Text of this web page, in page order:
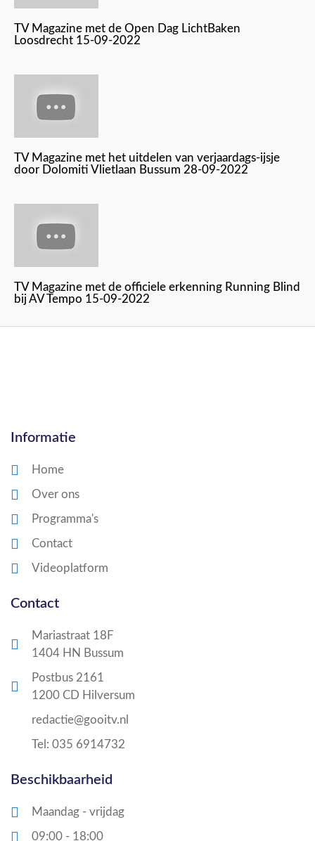
TV Magazine met de Open Dag LichtBaken
Loosdrecht 15-09-2022
TV Magazine met het uitdelen van verjaardags-ijsje
door Dolomiti Vlietlaan Bussum 28-09-2022
TV Magazine met de officiele erkenning Running Blind
bij AV Tempo 15-09-2022
Informatie
Home
Over ons
Programma's
Contact
Videoplatform
Contact
Mariastraat 18F
1404 HN Bussum
Postbus 2161
1200 CD Hilversum
redactie@gooitv.nl
Tel: 035 6914732
Beschikbaarheid
Maandag - vrijdag
09:00 - 18:00